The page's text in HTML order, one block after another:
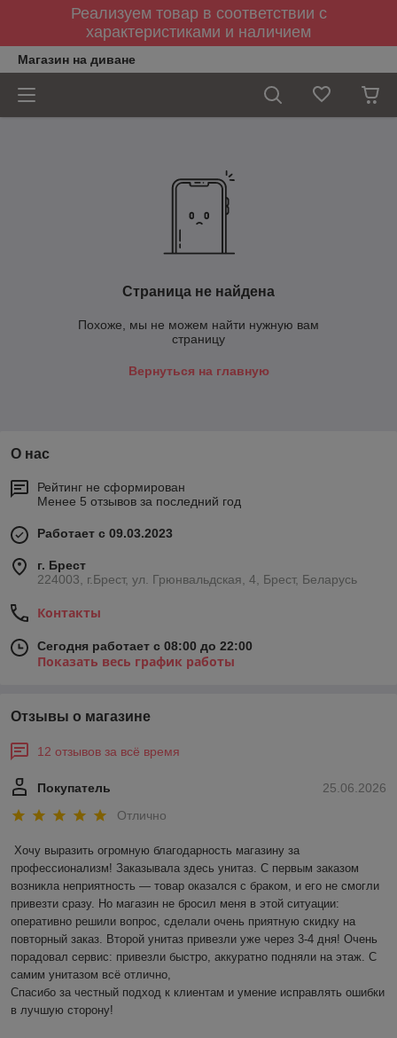
Реализуем товар в соответствии с
характеристиками и наличием
Магазин на диване
Страница не найдена
Похоже, мы не можем найти нужную вам
страницу
Вернуться на главную
О нас
Рейтинг не сформирован
Менее 5 отзывов за последний год
Работает с 09.03.2023
г. Брест
224003, г.Брест, ул. Грюнвальдская, 4, Брест, Беларусь
Контакты
Сегодня работает с 08:00 до 22:00
Показать весь график работы
Отзывы о магазине
12 отзывов за всё время
25.06.2026
Покупатель
Отлично
Хочу выразить огромную благодарность магазину за
профессионализм! Заказывала здесь унитаз. С первым заказом
возникла неприятность — товар оказался с браком, и его не смогли
привезти сразу. Но магазин не бросил меня в этой ситуации:
оперативно решили вопрос, сделали очень приятную скидку на
повторный заказ. Второй унитаз привезли уже через 3-4 дня! Очень
порадовал сервис: привезли быстро, аккуратно подняли на этаж. С
самим унитазом всё отлично,
Спасибо за честный подход к клиентам и умение исправлять ошибки
в лучшую сторону!